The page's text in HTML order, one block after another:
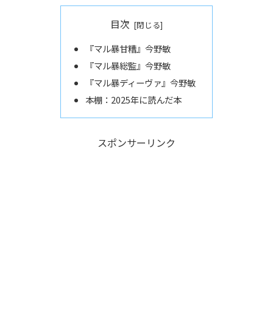
目次
『マル暴甘糟』今野敏
『マル暴総監』今野敏
『マル暴ディーヴァ』今野敏
本棚：2025年に読んだ本
スポンサーリンク